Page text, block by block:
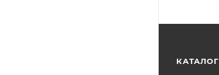
КАТАЛОГ